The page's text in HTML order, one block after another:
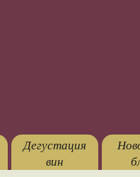
Дегустация
вин